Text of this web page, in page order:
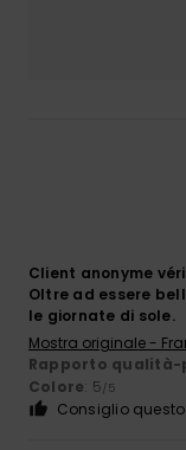
Client anonyme
Oltre ad essere
le giornate di sole.
Mostra originale -
Rapporto qualità-
Colore: 5/5
Consiglio